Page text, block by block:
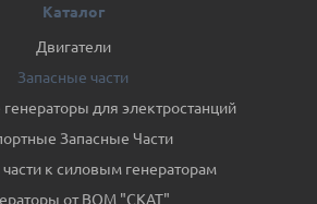
Каталог
Двигатели
Запасные части
для электростанций
Запасные Части
к силовым генераторам
от ВОМ "СКАТ"